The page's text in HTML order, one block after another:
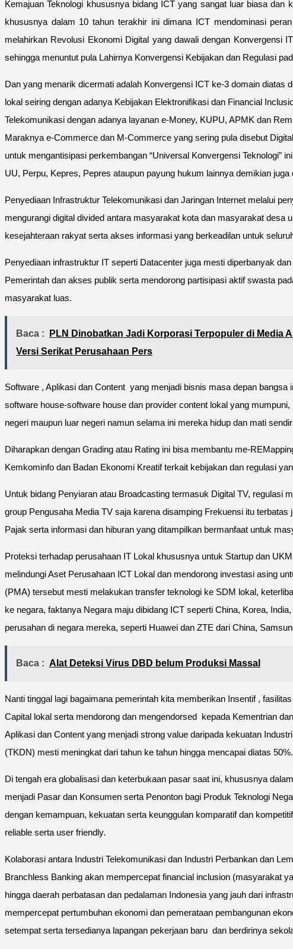
Kemajuan Teknologi khususnya bidang ICT yang sangat luar biasa
khususnya dalam 10 tahun terakhir ini dimana ICT mendominasi
melahirkan Revolusi Ekonomi Digital yang dawali dengan Konvergensi
sehingga menuntut pula Lahirnya Konvergensi Kebijakan dan Regulasi
Dan yang menarik dicermati adalah Konvergensi ICT ke-3 domain diatas
lokal seiring dengan adanya Kebijakan Elektronifikasi dan Financial
Telekomunikasi dengan adanya layanan e-Money, KUPU, APMK dan
Maraknya e-Commerce dan M-Commerce yang sering pula disebut
untuk mengantisipasi perkembangan “Universal Konvergensi Teknologi”
UU, Perpu, Kepres, Pepres ataupun payung hukum lainnya demikian
Penyediaan Infrastruktur Telekomunikasi dan Jaringan Internet melalui
mengurangi digital divided antara masyarakat kota dan masyarakat desa
kesejahteraan rakyat serta akses informasi yang berkeadilan untuk
Penyediaan infrastruktur IT seperti Datacenter juga mesti diperbanyak
Pemerintah dan akses publik serta mendorong partisipasi aktif swasta
masyarakat luas.
Baca :
PLN Dinobatkan Jadi Korporasi Terpopuler di Media
Versi Serikat Perusahaan Pers
Software , Aplikasi dan Content yang menjadi bisnis masa depan
software house-software house dan provider content lokal yang
negeri maupun luar negeri namun selama ini mereka hidup dan mati
Diharapkan dengan Grading atau Rating ini bisa membantu me-
Kemkominfo dan Badan Ekonomi Kreatif terkait kebijakan dan regulasi
Untuk bidang Penyiaran atau Broadcasting termasuk Digital TV, regulasi
group Pengusaha Media TV saja karena disamping Frekuensi itu
Pajak serta informasi dan hiburan yang ditampilkan bermanfaat untuk
Proteksi terhadap perusahaan IT Lokal khususnya untuk Startup dan
melindungi Aset Perusahaan ICT Lokal dan mendorong investasi asing
(PMA) tersebut mesti melakukan transfer teknologi ke SDM lokal,
ke negara, faktanya Negara maju dibidang ICT seperti China, Korea,
perusahan di negara mereka, seperti Huawei dan ZTE dari China,
Baca : Alat Deteksi Virus DBD belum Produksi Massal
Nanti tinggal lagi bagaimana pemerintah kita memberikan Insentif ,
Capital lokal serta mendorong dan mengendorsed kepada Kementrian
Aplikasi dan Content yang menjadi strong value daripada kekuatan
(TKDN) mesti meningkat dari tahun ke tahun hingga mencapai diatas 50%.
Di tengah era globalisasi dan keterbukaan pasar saat ini, khususnya
menjadi Pasar dan Konsumen serta Penonton bagi Produk Teknologi
dengan kemampuan, kekuatan serta keunggulan komparatif dan
reliable serta user friendly.
Kolaborasi antara Industri Telekomunikasi dan Industri Perbankan dan
Branchless Banking akan mempercepat financial inclusion (masyarakat
hingga daerah perbatasan dan pedalaman Indonesia yang jauh dari
mempercepat pertumbuhan ekonomi dan pemerataan pembangunan
setempat serta tersedianya lapangan pekerjaan baru dan berdirinya